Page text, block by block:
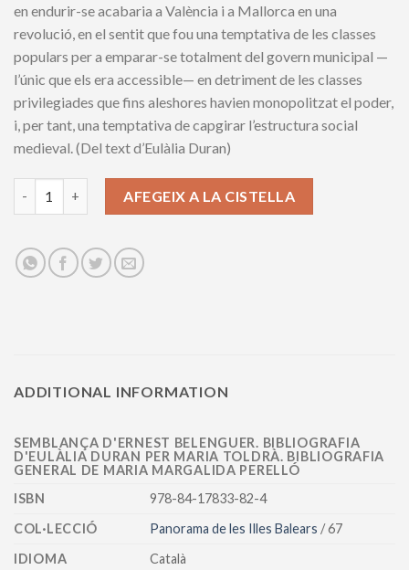
en endurir-se acabaria a València i a Mallorca en una
revolució, en el sentit que fou una temptativa de les classes
populars per a emparar-se totalment del govern municipal —
l’únic que els era accessible— en detriment de les classes
privilegiades que fins aleshores havien monopolitzat el poder,
i, per tant, una temptativa de capgirar l’estructura social
medieval. (Del text d’Eulàlia Duran)
El moviment revolucionari de les Germanies. Ideologia i
AFEGEIX A LA CISTELLA
ADDITIONAL INFORMATION
SEMBLANÇA D'ERNEST BELENGUER. BIBLIOGRAFIA
D'EULÀLIA DURAN PER MARIA TOLDRÀ. BIBLIOGRAFIA
GENERAL DE MARIA MARGALIDA PERELLÓ
ISBN
978-84-17833-82-4
COL·LECCIÓ
Panorama de les Illes Balears / 67
IDIOMA
Català